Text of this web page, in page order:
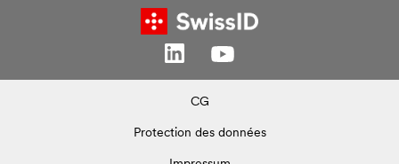
CG
Protection des données